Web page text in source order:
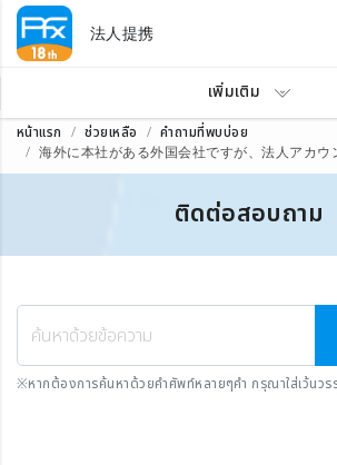
法人提携
เพิ่มเติม
หน้าแรก ช่วยเหลือ
คำถามที่พบบ่อย
海外に本社がある外国会社ですが、法人アカウ
ติดต่อสอบถาม
※หากต้องการค้นหาด้วยคำศัพท์หลายๆคำ กรุณาใส่เว้นวร